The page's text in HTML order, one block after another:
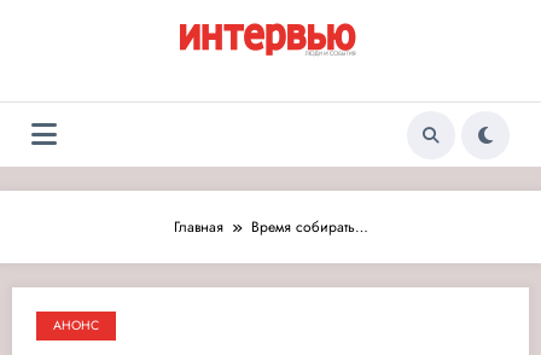
Журнал «Интервью:
Люди и события»
Люди и события
Главная Время собирать…
АНОНС